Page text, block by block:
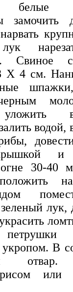
белые
замочить
Свиное
X 4 см.
30-40
лук,
В
отвар.
или